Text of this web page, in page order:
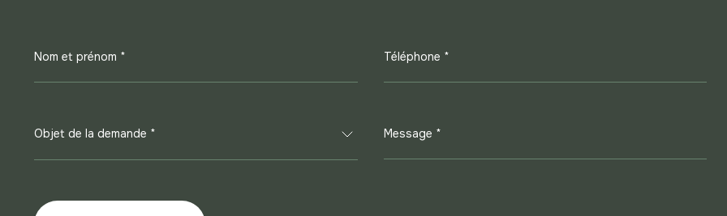
Nom et prénom * Téléphone *
Objet de la demande * Message *